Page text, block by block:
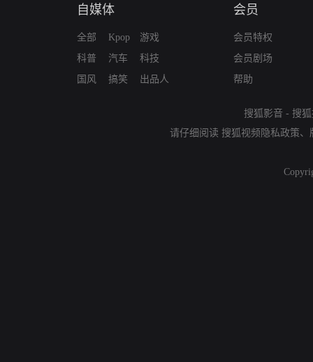
自媒体
全部
科普
国风
Kpop
汽车
搞笑
游戏
科技
出品人
会员
会员特权
会员剧场
帮助
搜狐影音 - 搜
请仔细阅读 搜狐视频隐私政策、